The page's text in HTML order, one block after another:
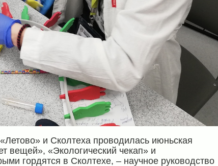
и Сколтеха проводилась июньская
вещей», «Экологический чекап» и
гордятся в Сколтехе, – научное руководство